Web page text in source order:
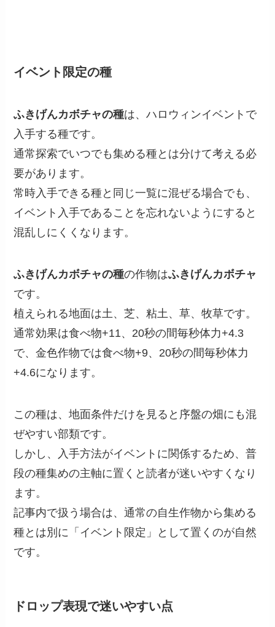
イベント限定の種
ふきげんカボチャの種は、ハロウィンイベントで
入手する種です。
通常探索でいつでも集める種とは分けて考える必
要があります。
常時入手できる種と同じ一覧に混ぜる場合でも、
イベント入手であることを忘れないようにすると
混乱しにくくなります。
ふきげんカボチャの種の作物はふきげんカボチャ
です。
植えられる地面は土、芝、粘土、草、牧草です。
通常効果は食べ物+11、20秒の間毎秒体力+4.3
で、金色作物では食べ物+9、20秒の間毎秒体力
+4.6になります。
この種は、地面条件だけを見ると序盤の畑にも混
ぜやすい部類です。
しかし、入手方法がイベントに関係するため、普
段の種集めの主軸に置くと読者が迷いやすくなり
ます。
記事内で扱う場合は、通常の自生作物から集める
種とは別に「イベント限定」として置くのが自然
です。
ドロップ表現で迷いやすい点